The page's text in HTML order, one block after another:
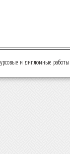
и дипломные работы